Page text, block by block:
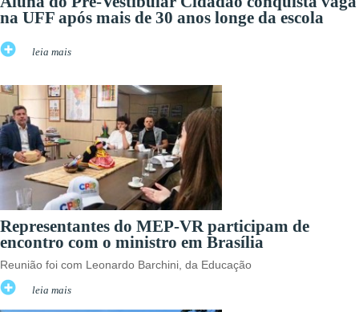
na UFF após mais de 30 anos longe da escola
leia mais
Representantes do MEP-VR participam de
encontro com o ministro em Brasília
Reunião foi com Leonardo Barchini, da Educação
leia mais